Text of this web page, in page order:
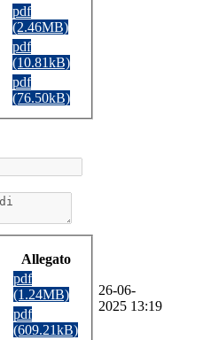
pdf
(2.46MB)
pdf
(10.81kB)
pdf
(76.50kB)
Allegato
pdf
(1.24MB)
pdf
(609.21kB)
26-06-
2025 13:19